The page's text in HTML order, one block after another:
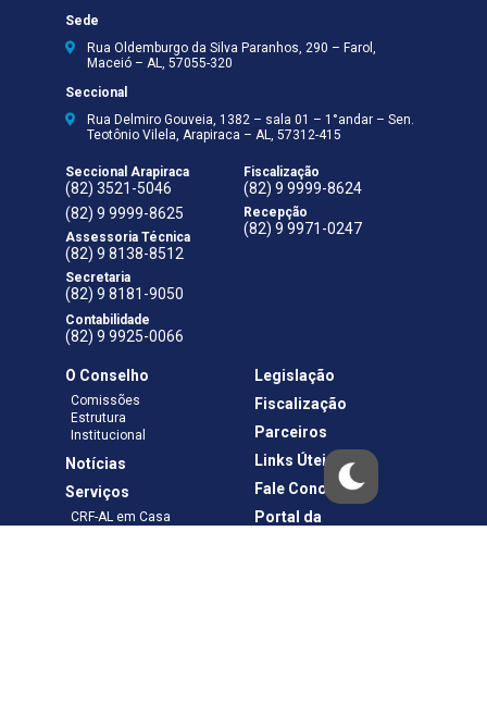
Sede
Rua Oldemburgo da Silva Paranhos, 290 – Farol,
Maceió – AL, 57055-320
Seccional
Rua Delmiro Gouveia, 1382 – sala 01 – 1°andar – Sen.
Teotônio Vilela, Arapiraca – AL, 57312-415
Seccional Arapiraca
(82) 3521-5046
(82) 9 9999-8625
Assessoria Técnica
(82) 9 8138-8512
Secretaria
(82) 9 8181-9050
Contabilidade
(82) 9 9925-0066
Fiscalização
(82) 9 9999-8624
Recepção
(82) 9 9971-0247
O Conselho
Comissões
Estrutura
Institucional
Notícias
Serviços
CRF-AL em Casa
Legislação
Fiscalização
Parceiros
Links Úteis
Fale Conosco
Portal da